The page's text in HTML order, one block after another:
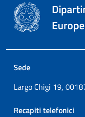
Sede
Largo Chigi 19,
Recapiti telefonici